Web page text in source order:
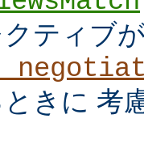
ティブ
きに 考